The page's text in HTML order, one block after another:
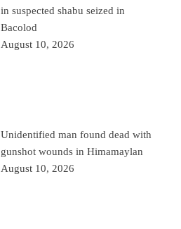
in suspected shabu seized in
Bacolod
August 10, 2026
Unidentified man found dead with
gunshot wounds in Himamaylan
August 10, 2026